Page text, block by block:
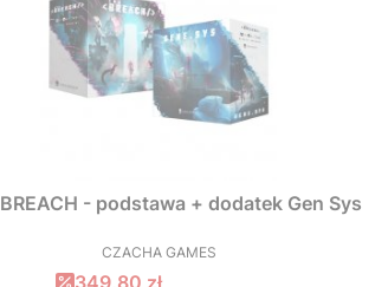
- podstawa + dodatek Gen Sys
PRODUCENT
CZACHA GAMES
Cena promocyjna
349,80 zł